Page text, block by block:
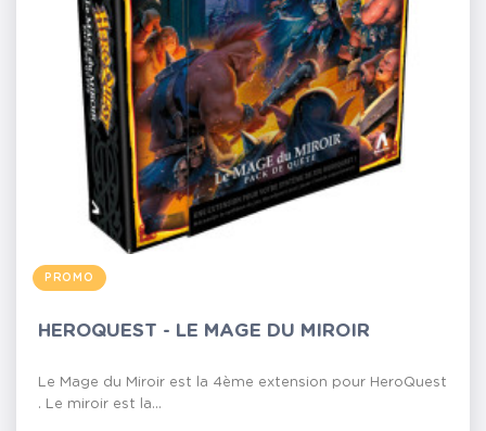
PROMO
HEROQUEST - LE MAGE DU MIROIR
Le Mage du Miroir est la 4ème extension pour HeroQuest
. Le miroir est la...